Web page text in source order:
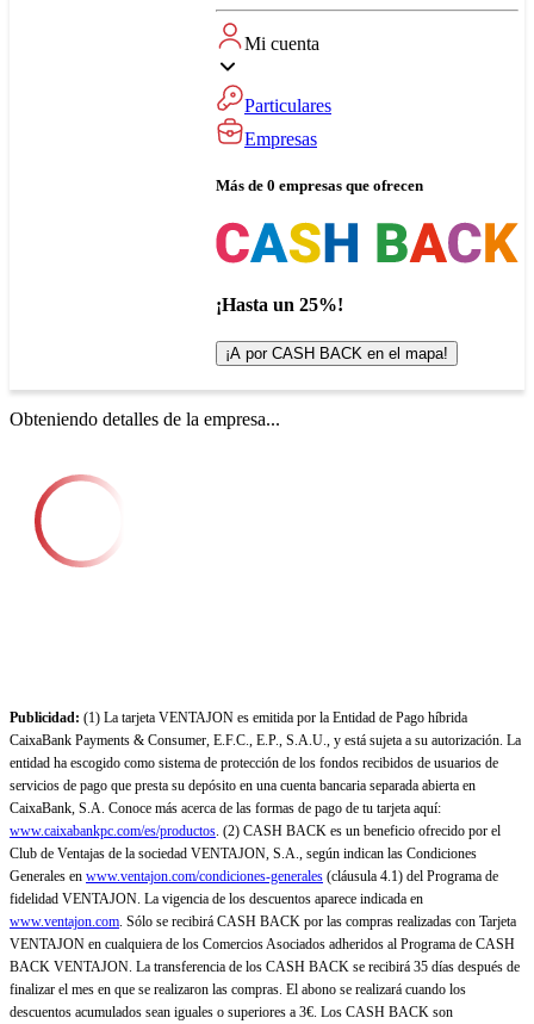
Mi cuenta
Particulares
Empresas
Más de 0 empresas que ofrecen
¡Hasta un 25%!
¡A por CASH BACK en el mapa!
Obteniendo detalles de la empresa...
Publicidad: (1) La tarjeta VENTAJON es emitida por la Entidad de Pago híbrida
CaixaBank Payments & Consumer, E.F.C., E.P., S.A.U., y está sujeta a su autorización. La
entidad ha escogido como sistema de protección de los fondos recibidos de usuarios de
servicios de pago que presta su depósito en una cuenta bancaria separada abierta en
CaixaBank, S.A. Conoce más acerca de las formas de pago de tu tarjeta aquí:
www.caixabankpc.com/es/productos. (2) CASH BACK es un beneficio ofrecido por el
Club de Ventajas de la sociedad VENTAJON, S.A., según indican las Condiciones
Generales en www.ventajon.com/condiciones-generales (cláusula 4.1) del Programa de
fidelidad VENTAJON. La vigencia de los descuentos aparece indicada en
www.ventajon.com. Sólo se recibirá CASH BACK por las compras realizadas con Tarjeta
VENTAJON en cualquiera de los Comercios Asociados adheridos al Programa de CASH
BACK VENTAJON. La transferencia de los CASH BACK se recibirá 35 días después de
finalizar el mes en que se realizaron las compras. El abono se realizará cuando los
descuentos acumulados sean iguales o superiores a 3€. Los CASH BACK son